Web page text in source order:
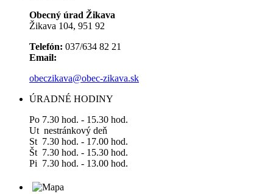
Obecný úrad Žikava
Žikava 104, 951 92
Telefón: 037/634 82 21
Email:
obeczikava@obec-zikava.sk
ÚRADNÉ HODINY
Po 7.30 hod. - 15.30 hod.
Ut nestránkový deň
St 7.30 hod. - 17.00 hod.
Št 7.30 hod. - 15.30 hod.
Pi 7.30 hod. - 13.00 hod.